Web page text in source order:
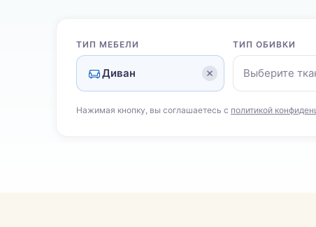
ТИП МЕБЕЛИ
Диван
ТИП ОБИВКИ
Выберите
Нажимая кнопку, вы соглашаетесь с политикой